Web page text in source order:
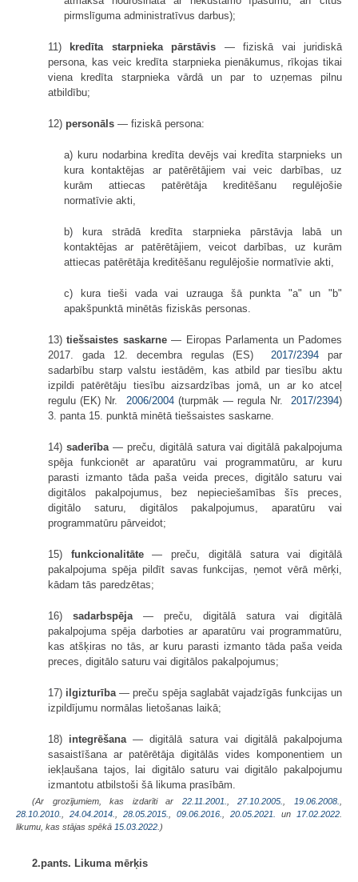
pirmslīguma administratīvus darbus);
11) kredīta starpnieka pārstāvis — fiziskā vai juridiskā
persona, kas veic kredīta starpnieka pienākumus, rīkojas tikai
viena kredīta starpnieka vārdā un par to uzņemas pilnu
atbildību;
12) personāls — fiziskā persona:
a) kuru nodarbina kredīta devējs vai kredīta starpnieks un
kura kontaktējas ar patērētājiem vai veic darbības, uz
kurām attiecas patērētāja kreditēšanu regulējošie
normatīvie akti,
b) kura strādā kredīta starpnieka pārstāvja labā un
kontaktējas ar patērētājiem, veicot darbības, uz kurām
attiecas patērētāja kreditēšanu regulējošie normatīvie akti,
c) kura tieši vada vai uzrauga šā punkta "a" un "b"
apakšpunktā minētās fiziskās personas.
13)tiešsaistes saskarne— Eiropas Parlamenta un Padomes
2017. gada 12. decembra regulas (ES) 2017/2394 par
sadarbību starp valstu iestādēm, kas atbild par tiesību aktu
izpildi patērētāju tiesību aizsardzības jomā, un ar ko atceļ
regulu (EK) Nr. 2006/2004(turpmāk — regula Nr. 2017/2394)
3. panta 15. punktā minētā tiešsaistes saskarne.
14) saderība — preču, digitālā satura vai digitālā pakalpojuma
spēja funkcionēt ar aparatūru vai programmatūru, ar kuru
parasti izmanto tāda paša veida preces, digitālo saturu vai
digitālos pakalpojumus, bez nepieciešamības šīs preces,
digitālo saturu, digitālos pakalpojumus, aparatūru vai
programmatūru pārveidot;
15) funkcionalitāte— preču, digitālā satura vai digitālā
pakalpojuma spēja pildīt savas funkcijas, ņemot vērā mērķi,
kādam tās paredzētas;
16) sadarbspēja — preču, digitālā satura vai digitālā
pakalpojuma spēja darboties ar aparatūru vai programmatūru,
kas atšķiras no tās, ar kuru parasti izmanto tāda paša veida
preces, digitālo saturu vai digitālos pakalpojumus;
17) ilgizturība — preču spēja saglabāt vajadzīgās funkcijas un
izpildījumu normālas lietošanas laikā;
18) integrēšana — digitālā satura vai digitālā pakalpojuma
sasaistīšana ar patērētāja digitālās vides komponentiem un
iekļaušana tajos, lai digitālo saturu vai digitālo pakalpojumu
izmantotu atbilstoši šā likuma prasībām.
(Ar grozījumiem, kas izdarīti ar 22.11.2001. ,27.10.2005. 19.06.2008.
28.10.2010.
24.04.2014. 28.05.2015. 09.06.2016. 20.05.2021. un 17.02.2022
likumu, kas stājas spēkā 15.03.2022. )
2.pants. Likuma mērķis